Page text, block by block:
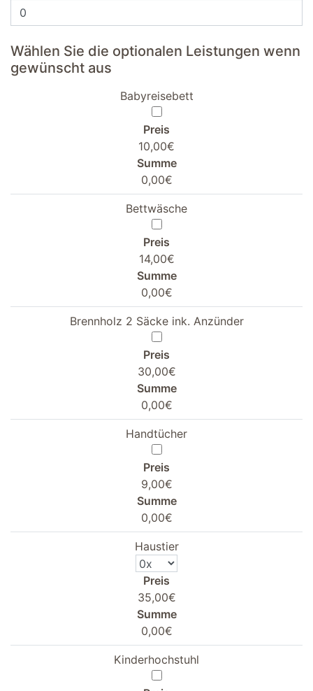
Wählen Sie die optionalen Leistungen wenn
gewünscht aus
Babyreisebett
Preis
10,00€
Summe
0,00€
Bettwäsche
Preis
14,00€
Summe
0,00€
Brennholz 2 Säcke ink. Anzünder
Preis
30,00€
Summe
0,00€
Handtücher
Preis
9,00€
Summe
0,00€
Haustier
Preis
35,00€
Summe
0,00€
Kinderhochstuhl